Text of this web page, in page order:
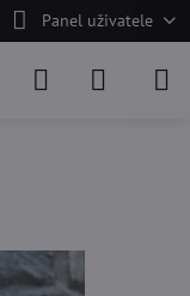
Panel uživatele